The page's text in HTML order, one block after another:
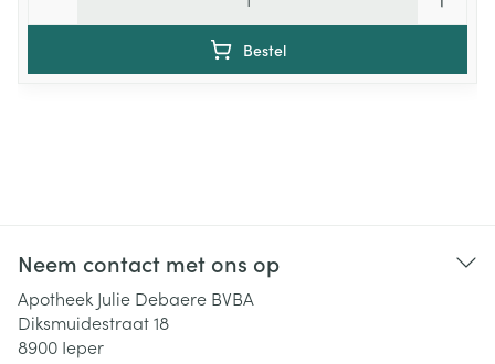
Bestel
Neem contact met ons op
Apotheek Julie Debaere BVBA
Diksmuidestraat 18
8900 Ieper